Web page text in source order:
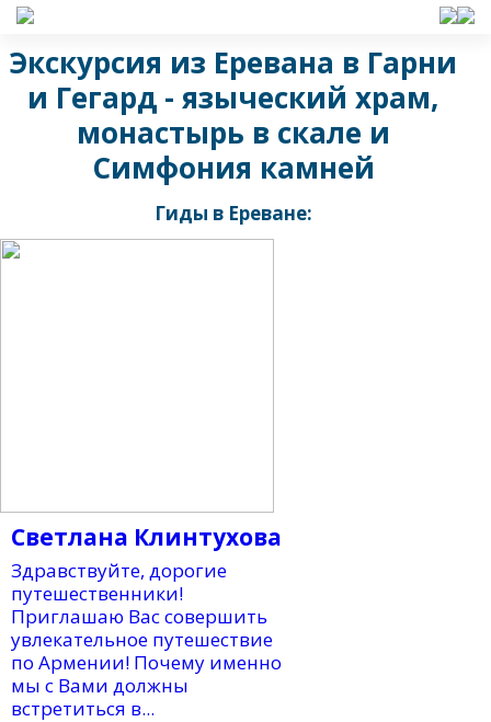
Экскурсия из Еревана в Гарни
и Гегард - языческий храм,
монастырь в скале и
Симфония камней
Гиды в Ереване:
Светлана Клинтухова
Здравствуйте, дорогие
путешественники!
Приглашаю Вас совершить
увлекательное путешествие
по Армении! Почему именно
мы с Вами должны
встретиться в...